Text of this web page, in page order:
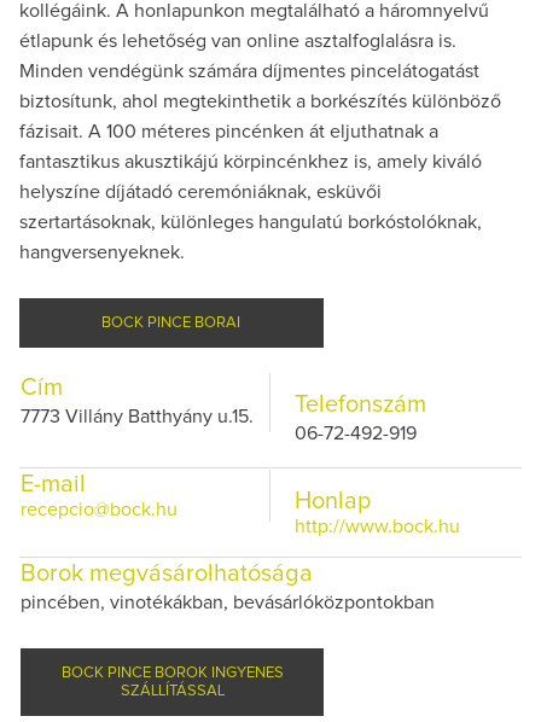
kollégáink. A honlapunkon megtalálható a háromnyelvű
étlapunk és lehetőség van online asztalfoglalásra is.
Minden vendégünk számára díjmentes pincelátogatást
biztosítunk, ahol megtekinthetik a borkészítés különböző
fázisait. A 100 méteres pincénken át eljuthatnak a
fantasztikus akusztikájú körpincénkhez is, amely kiváló
helyszíne díjátadó ceremóniáknak, esküvői
szertartásoknak, különleges hangulatú borkóstolóknak,
hangversenyeknek.
BOCK PINCE BORAI
Cím
7773 Villány Batthyány u.15. Telefonszám
06-72-492-919
E-mail
recepcio@bock.hu Honlap
http://www.bock.hu
Borok megvásárolhatósága
pincében, vinotékákban, bevásárlóközpontokban
BOCK PINCE BOROK INGYENES
SZÁLLÍTÁSSAL